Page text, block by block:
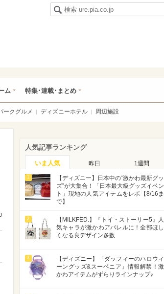
ム 特集･連載･まとめ
ークグルメ ディズニーホテル 周辺施設
人気記事ランキング
いま人気 昨日 1週間
1
【ディズニー】日本中の“激かわ最新グッ
ズ”が大集合！「日本最大級グッズイベン
ト」現地の人気アイテムをレポ【8/16ま
で】
2
【MILKFED.】『トイ・ストーリー5』人
気キャラが激かわアパレルに！全部ほし
くなる良デザイン多数
3
【ディズニー】「ダッフィーのハロウィ
ーングッズ&スーベニア」情報解禁！激
かわアイテムがずらりラインナップ♪